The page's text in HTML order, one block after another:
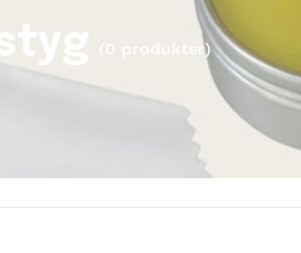
(0 produkter)